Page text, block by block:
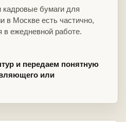
бумаги для
в Москве есть частично,
в ежедневной работе.
и передаем понятную
или